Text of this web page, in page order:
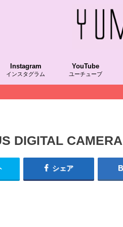
Instagram
インスタグラム
YouTube
ユーチューブ
DIGITAL CAMERA
シェア